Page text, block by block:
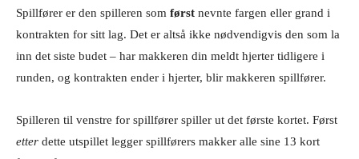
Spillfører er den spilleren som først nevnte fargen eller grand i
kontrakten for sitt lag. Det er altså ikke nødvendigvis den som la
inn det siste budet – har makkeren din meldt hjerter tidligere i
runden, og kontrakten ender i hjerter, blir makkeren spillfører.
Spilleren til venstre for spillfører spiller ut det første kortet. Først
etter dette utspillet legger spillførers makker alle sine 13 kort